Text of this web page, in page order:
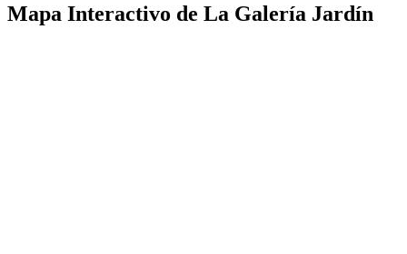
Mapa Interactivo de La Galería Jardín